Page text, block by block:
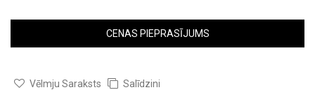
CENAS PIEPRASĪJUMS
Vēlmju Saraksts Salīdzini